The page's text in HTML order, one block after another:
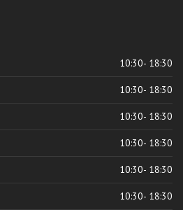
10:30- 18:30
10:30- 18:30
10:30- 18:30
10:30- 18:30
10:30- 18:30
10:30- 18:30